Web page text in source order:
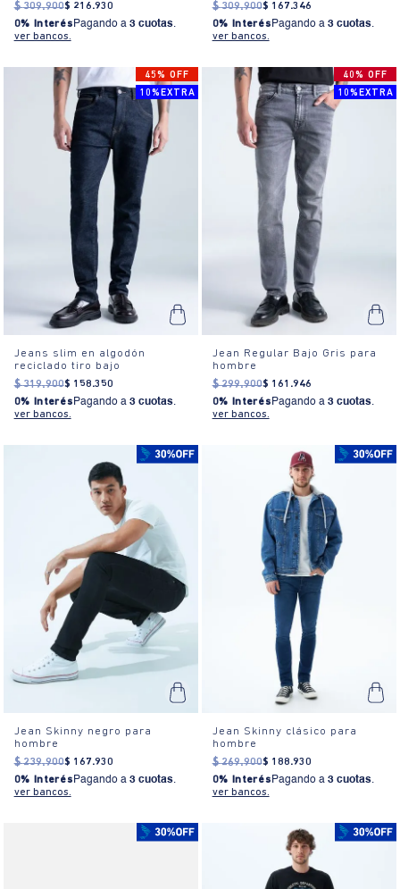
$ 309.900$ 216.930
0% Interés Pagando a 3 cuotas.
ver bancos.
$ 309.900$ 167.346
0% Interés Pagando a 3 cuotas.
ver bancos.
45% OFF
10%EXTRA
Jeans slim en algodón
reciclado tiro bajo
$ 319.900$ 158.350
0% Interés Pagando a 3 cuotas.
ver bancos.
40% OFF
10%EXTRA
Jean Regular Bajo Gris para
hombre
$ 299.900$ 161 .946
0% Interés Pagando a 3 cuotas.
ver bancos.
Jean Skinny negro para
hombre
$ 239.900$ 167.930
0% Interés Pagando a 3 cuotas.
ver bancos.
Jean Skinny clásico para
hombre
$ 269.900$ 188.930
0% Interés Pagando a 3 cuotas.
ver bancos.